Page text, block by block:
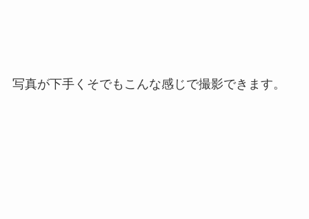
写真が下手くそでもこんな感じで撮影できます。